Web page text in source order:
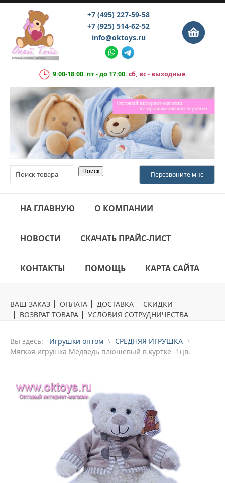
+7 (495) 227-59-58
+7 (925) 514-62-52
info@oktoys.ru
9:00-18:00. пт - до 17:00. сб, вс - выходные.
НА ГЛАВНУЮ О КОМПАНИИ
НОВОСТИ СКАЧАТЬ ПРАЙС-ЛИСТ
КОНТАКТЫ ПОМОЩЬ КАРТА САЙТА
ВАШ ЗАКАЗ ОПЛАТА ДОСТАВКА
СКИДКИ
ВОЗВРАТ ТОВАРА
УСЛОВИЯ СОТРУДНИЧЕСТВА
Вы здесь: Игрушки оптом
СРЕДНЯЯ ИГРУШКА
Mягкая игрушка Медведь плюшевый в куртке -1цв.